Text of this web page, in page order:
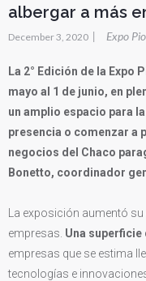
albergar a más
December 3, 2020 | Expo
La 2° Edición de la Expo
mayo al 1 de junio, en
un amplio espacio para
presencia o comenzar a
negocios del Chaco
Bonetto, coordinador
La exposición aumentó
empresas. Una superficie
empresas que se estima
tecnologías e